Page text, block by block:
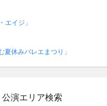
エイジ」
休みバレエまつり」
演エリア検索